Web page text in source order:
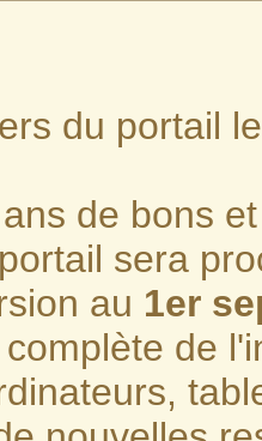
du portail
de bons
sera
au 1er
de